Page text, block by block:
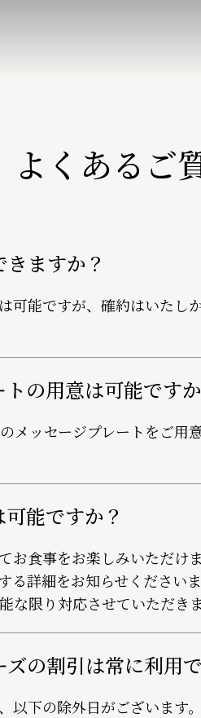
よくあるご
ますか？
可能ですが、確約はいたし
の用意は可能です
メッセージプレートをご用
能ですか？
お食事をお楽しみいただけ
る詳細をお知らせください
な限り対応させていただきま
の割引は常に利用
以下の除外日がございます。